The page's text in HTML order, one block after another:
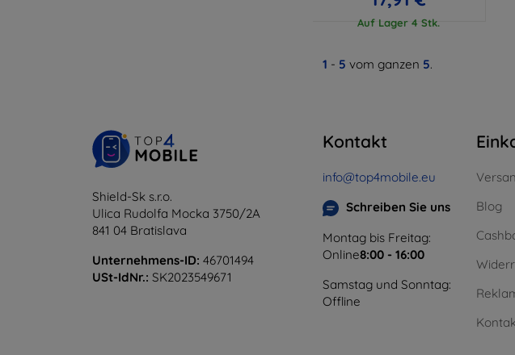
Auf Lager 4 Stk.
1 - 5 vom ganzen 5.
Shield-Sk s.r.o.
Ulica Rudolfa Mocka 3750/2A
841 04 Bratislava
Unternehmens-ID: 46701494
USt-IdNr.: SK2023549671
Kontakt
info@top4mobile.eu
Schreiben Sie uns
Montag bis Freitag:
Online8:00 - 16:00
Samstag und Sonntag:
Offline
Blog